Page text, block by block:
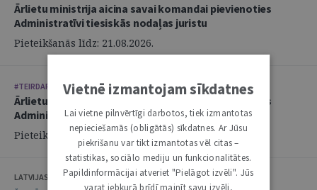
Ārlietu ministrija aicina savai komandai pievienoties
Administratīvi tiesiskās nodaļas juristu
Pieteikšanās līdz: 21.08.2026.
#TEIRDARBS
Ārlietu ministrija aicina savai komandai pievienoties
Administratīvi tiesiskās nodaļas juristu
Pieteikšanās līdz: 21.08.2026.
LATVIJAS ZVĒRINĀTU ADVOKĀTU PADOME
Vietnē izmantojam sīkdatnes
Lai vietne pilnvērtīgi darbotos, tiek izmantotas
nepieciešamās (obligātās) sīkdatnes. Ar Jūsu
piekrišanu var tikt izmantotas vēl citas –
statistikas, sociālo mediju un funkcionalitātes.
Papildinformācijai atveriet "Pielāgot izvēli". Jūs
varat jebkurā brīdī mainīt savu izvēli,